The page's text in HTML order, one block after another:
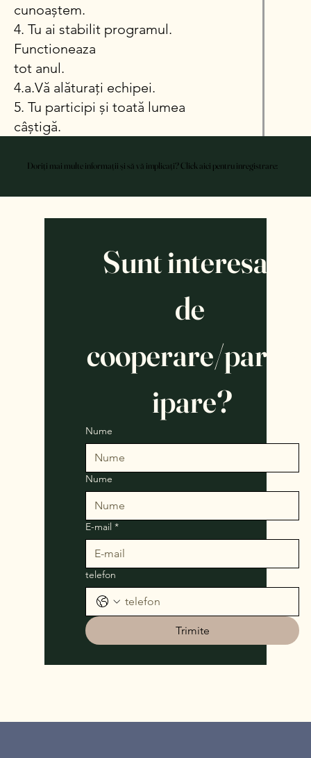
cunoaștem.
4. Tu ai stabilit programul.
Functioneaza
tot anul.
4.a.Vă alăturați echipei.
5. Tu participi și toată lumea
câștigă.
Doriți mai multe informații și să vă implicați? Click aici pentru inregistrare:
Doriți mai multe informații și să vă implicați? Click aici pentru inregistrare:
Sunt interesat
de
cooperare/partic
ipare?
Nume
Nume
E-mail *
telefon
Trimite